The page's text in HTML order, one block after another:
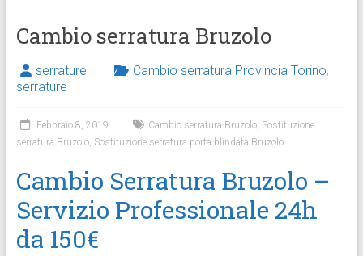
Cambio serratura Bruzolo
serrature Cambio serratura Provincia Torino,
serrature
Febbraio 8, 2019 Cambio serratura Bruzolo, Sostituzione
serratura Bruzolo, Sostituzione serratura porta blindata Bruzolo
Cambio Serratura Bruzolo –
Servizio Professionale 24h
da 150€